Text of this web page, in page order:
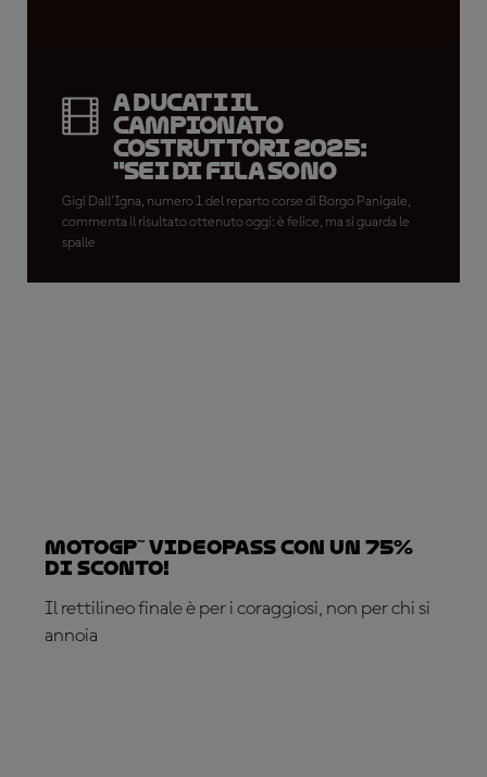
A Ducati il
campionato
costruttori 2025:
"Sei di fila sono
tanti"
Gigi Dall'Igna, numero 1 del reparto corse di Borgo Panigale,
commenta il risultato ottenuto oggi: è felice, ma si guarda le
spalle
MotoGP™ VideoPass con un 75%
di sconto!
Il rettilineo finale è per i coraggiosi, non per chi si
annoia